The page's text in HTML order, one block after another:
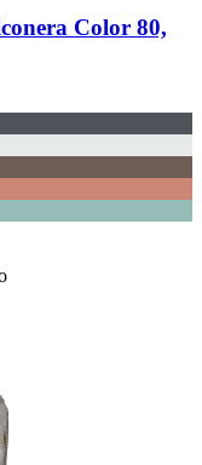
Color 80,